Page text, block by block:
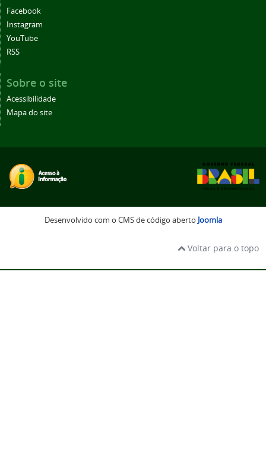
Facebook
Instagram
YouTube
RSS
Sobre o site
Acessibilidade
Mapa do site
Desenvolvido com o CMS de código aberto Joomla
Voltar para o topo